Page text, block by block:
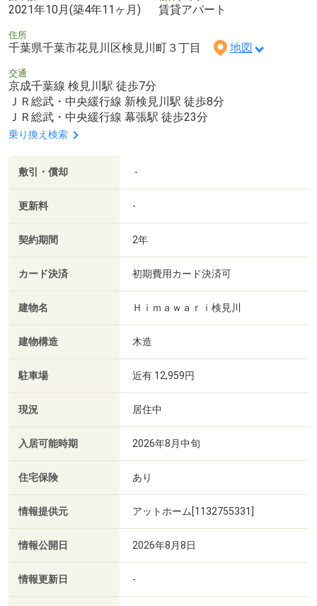
2021年10月(築4年11ヶ月) 賃貸アパート
住所
千葉県千葉市花見川区検見川町３丁目 地図
交通
京成千葉線 検見川駅 徒歩7分
ＪＲ総武・中央緩行線 新検見川駅 徒歩8分
ＪＲ総武・中央緩行線 幕張駅 徒歩23分
乗り換え検索
敷引・償却 -
更新料 -
契約期間 2年
カード決済 初期費用カード決済可
建物名 Ｈｉｍａｗａｒｉ検見川
建物構造 木造
駐車場 近有 12,959円
現況 居住中
入居可能時期 2026年8月中旬
住宅保険 あり
情報提供元 アットホーム[1132755331]
情報公開日 2026年8月8日
情報更新日 -